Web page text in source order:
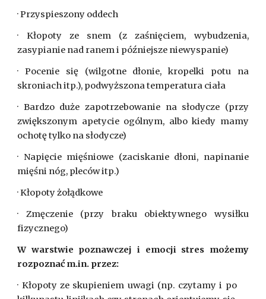
· Przyspieszony oddech
· Kłopoty ze snem (z zaśnięciem, wybudzenia,
zasypianie nad ranem i późniejsze niewyspanie)
· Pocenie się (wilgotne dłonie, kropelki potu na
skroniach itp.), podwyższona temperatura ciała
· Bardzo duże zapotrzebowanie na słodycze (przy
zwiększonym apetycie ogólnym, albo kiedy mamy
ochotę tylko na słodycze)
· Napięcie mięśniowe (zaciskanie dłoni, napinanie
mięśni nóg, pleców itp.)
· Kłopoty żołądkowe
· Zmęczenie (przy braku obiektywnego wysiłku
fizycznego)
W warstwie poznawczej i emocji stres możemy
rozpoznać m.in. przez:
· Kłopoty ze skupieniem uwagi (np. czytamy i po